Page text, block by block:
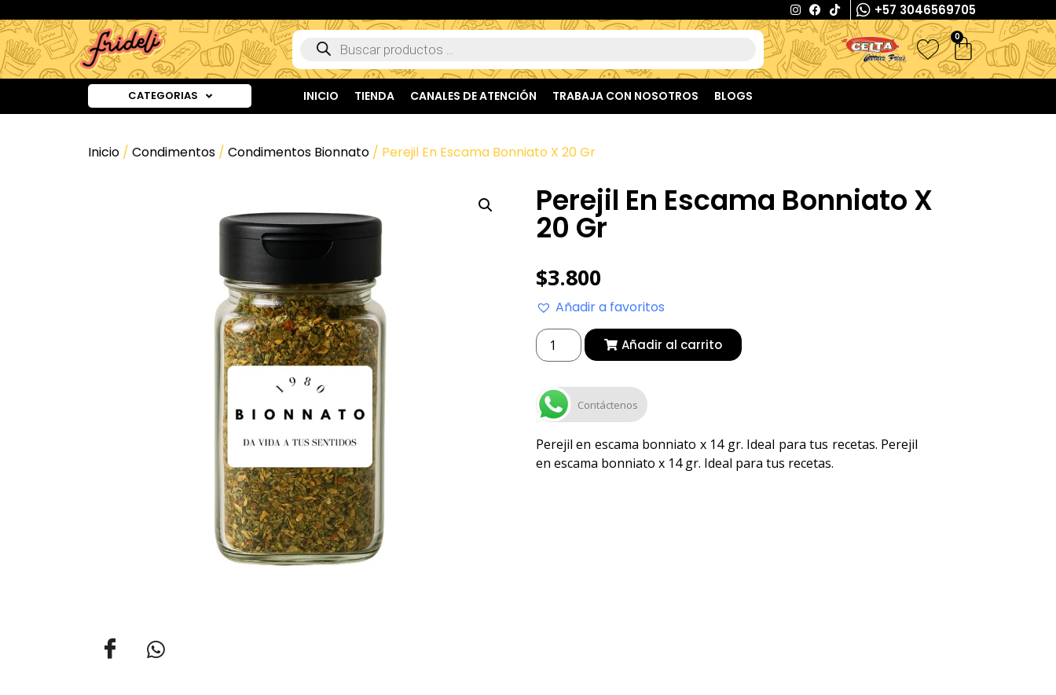
+57 3046569705
0
CATEGORIAS INICIO TIENDA CANALES DE ATENCIÓN TRABAJA CON NOSOTROS BLOGS
Inicio / Condimentos / Condimentos Bionnato / Perejil En Escama Bonniato X 20 Gr
Perejil En Escama Bonniato X
20 Gr
$3.800
Añadir a favoritos
Añadir al carrito
Contáctenos
Perejil en escama bonniato x 14 gr. Ideal para tus recetas. Perejil
en escama bonniato x 14 gr. Ideal para tus recetas.